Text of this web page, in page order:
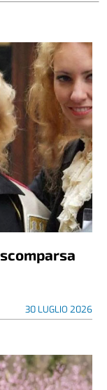
30 LUGLIO 2026